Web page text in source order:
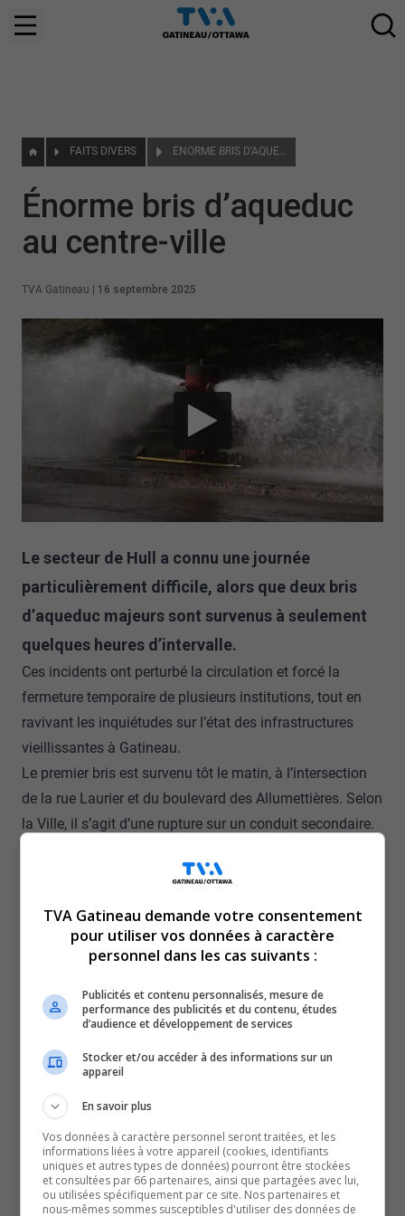
FAITS DIVERS ÉNORME BRIS D’AQUEDUC AU CENTRE-VILLE
Énorme bris d’aqueduc
au centre-ville
TVA Gatineau 16 septembre 2025
Le secteur de Hull a connu une journée
particulièrement difficile, alors que deux bris
d’aqueduc majeurs sont survenus à seulement
quelques heures d’intervalle.
Ces incidents ont perturbé la circulation et forcé la
fermeture temporaire de plusieurs institutions, tout en
ravivant les inquiétudes sur l’état des infrastructures
vieillissantes à Gatineau.
Le premier bris est survenu tôt le matin, à l’intersection
de la rue Laurier et du boulevard des Allumettières. Selon
la Ville, il s’agit d’une rupture sur un conduit secondaire.
opérations complexes parce qu’il y a plusieurs conduites
Maude Marquis-Bissonnette, mairesse de la Ville de Gatineau
À peine quelques heures plus tard, un deuxième bris s’est
circulation en pleine heure de pointe.
L’inondation a été particulièrement marquée devant la
Maison du tourisme. La PDG de Tourisme Outaouais,
Geneviève Latulippe, parle déjà de mesures d’urgence :
Pour l’instant, on est vraiment dans la constatation des
dégâts. On va devoir regarder aussi au niveau de notre
inventaire. On est déjà en discussion avec la Ville qui a
été très proactive.
Geneviève Latulippe, PDG, Tourisme Outaouais
TVA Gatineau demande votre consentement
pour utiliser vos données à caractère
personnel dans les cas suivants :
Publicités et contenu personnalisés, mesure de
performance des publicités et du contenu, études
d’audience et développement de services
Stocker et/ou accéder à des informations sur un
appareil
En savoir plus
Vos données à caractère personnel seront traitées, et les
informations liées à votre appareil (cookies, identifiants
uniques et autres types de données) pourront être stockées
et consultées par 66 partenaires, ainsi que partagées avec lui,
ou utilisées spécifiquement par ce site. Nos partenaires et
nous-mêmes sommes susceptibles d'utiliser des données de